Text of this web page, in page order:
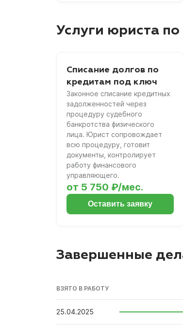
Услуги юриста
Списание долгов по
кредитам под ключ
Законное списание кредитных
задолженностей через
процедуру судебного
банкротства физического
лица. Юрист сопровождает
всю процедуру, готовит
документы, контролирует
работу финансового
управляющего.
от 5 750 ₽/мес.
Оставить заявку
Завершенные
ВЗЯТО В РАБОТУ
25.04.2025